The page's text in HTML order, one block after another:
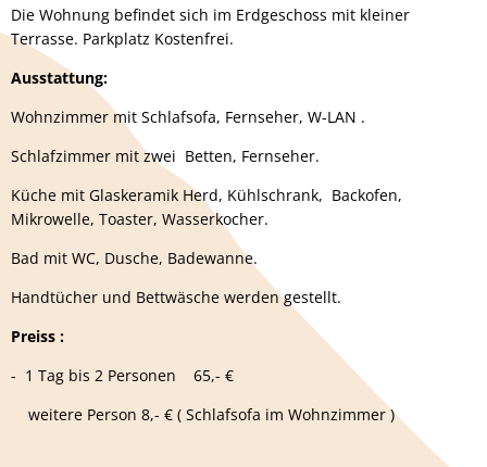
Die Wohnung befindet sich im Erdgeschoss mit kleiner
Terrasse. Parkplatz Kostenfrei.
Ausstattung:
Wohnzimmer mit Schlafsofa, Fernseher, W-LAN .
Schlafzimmer mit zwei Betten, Fernseher.
Küche mit Glaskeramik Herd, Kühlschrank, Backofen,
Mikrowelle, Toaster, Wasserkocher.
Bad mit WC, Dusche, Badewanne.
Handtücher und Bettwäsche werden gestellt.
Preiss :
- 1 Tag bis 2 Personen 65,- €
weitere Person 8,- € ( Schlafsofa im Wohnzimmer )